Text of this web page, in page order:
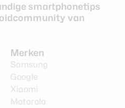
smartphonetips
van
Merken
Samsung
Google
Xiaomi
Motorola